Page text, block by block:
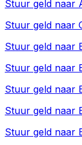
Stuur geld naar
Stuur geld naar
Stuur geld naar
Stuur geld naar
Stuur geld naar
Stuur geld naar
Stuur geld naar